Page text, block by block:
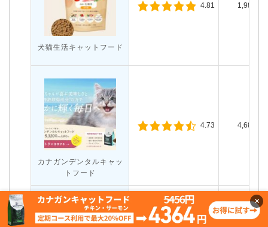
犬猫生活キャットフード
4.81 1,980円
カナガンデンタルキャッ
トフード
4.73 4,681円
×